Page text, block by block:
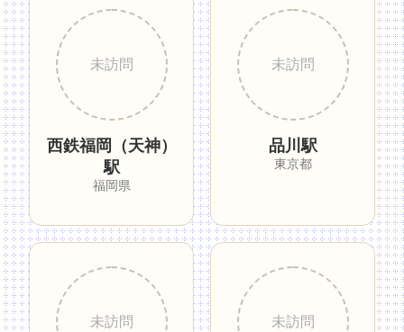
西鉄福岡（天神）
駅
福岡県
品川駅
東京都